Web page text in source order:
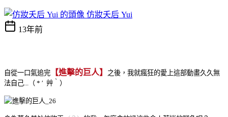
仿妝夭后 Yui
13年前
自從一口氣追完 【進擊的巨人】
之後，我就瘋狂的愛上這部動畫久久無
法自己...（ * ′ 艸‵）